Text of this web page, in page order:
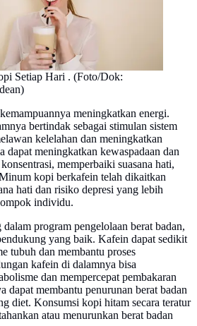
Setiap Hari . (Foto/Dok:
meningkatkan energi.
bertindak sebagai stimulan sistem
kelelahan dan meningkatkan
dapat meningkatkan kewaspadaan dan
memperbaiki suasana hati,
kopi berkafein telah dikaitkan
hati dan risiko depresi yang lebih
individu.
program pengelolaan berat badan,
yang baik. Kafein dapat sedikit
tubuh dan membantu proses
kafein di dalamnya bisa
dan mempercepat pembakaran
dapat membantu penurunan berat badan
diet. Konsumsi kopi hitam secara teratur
atau menurunkan berat badan